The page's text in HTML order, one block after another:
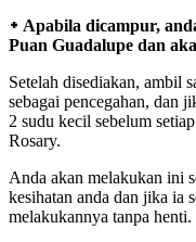
᛭ Apabila dicampur,
Puan Guadalupe dan
Setelah disediakan, ambil
sebagai pencegahan, dan
2 sudu kecil sebelum
Rosary.
Anda akan melakukan ini
kesihatan anda dan jika ia
melakukannya tanpa henti.